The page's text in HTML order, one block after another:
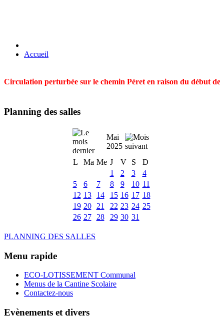
Accueil
Circulation perturbée sur le chemin Péret en raison du début
Planning des salles
Mai
2025
L
Ma Me J V S
D
1
2 3
4
5
6 7 8 9 10 11
12 13 14 15 16 17 18
19 20 21 22 23 24 25
26 27 28 29 30 31
PLANNING DES SALLES
Menu rapide
ECO-LOTISSEMENT Communal
Menus de la Cantine Scolaire
Contactez-nous
Evènements et divers